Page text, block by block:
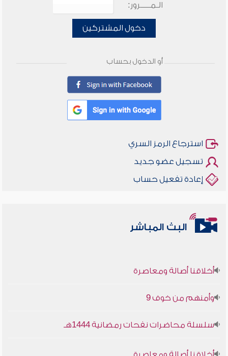
الـمـــــرور:
دخول المشتركين
أو الدخول بحساب
استرجاع الرمز السري
تسجيل عضو جديد
إعادة تفعيل حساب
البث المباشر
أخلاقنا أصالة ومعاصرة
وأمنهم من خوف 9
سلسلة محاضرات نفحات رمضانية 1444هـ
أخلاقنا أصالة ومعاصرة